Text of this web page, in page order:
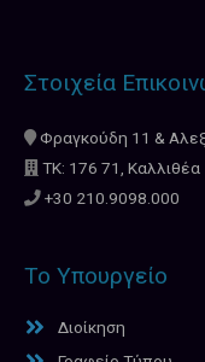
Στοιχεία
Φραγκούδη 11 &
ΤΚ: 176 71, Καλλιθέα
+30 210.9098.000
Το Υπουργείο
Διοίκηση